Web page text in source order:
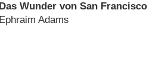
Das Wunder von San Francisco
Ephraim Adams